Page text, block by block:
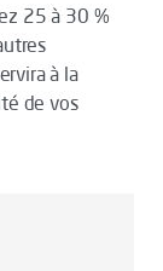
25 à 30 %
à la
de vos